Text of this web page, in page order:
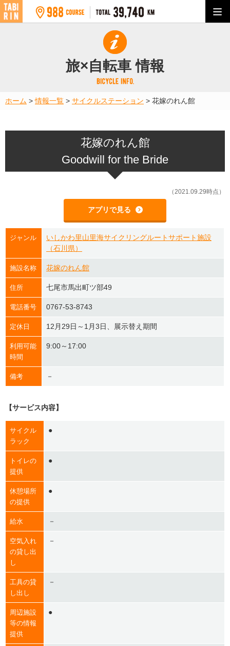
旅×自転車 情報
ホーム >情報一覧 > サイクルステーション > 花嫁のれん館
花嫁のれん館
Goodwill for the Bride
（2021.09.29時点）
アプリで見る
ジャンル
いしかわ里山里海サイクリングルートサポート施設
（石川県）
施設名称 花嫁のれん館
住所 七尾市馬出町ツ部49
電話番号 0767-53-8743
定休日 12月29日～1月3日、展示替え期間
利用可能
時間
9:00～17:00
備考 －
【サービス内容】
サイクル
ラック
●
トイレの
提供
●
休憩場所
の提供
●
給水 －
空気入れ
の貸し出
し
－
工具の貸
し出し
－
周辺施設
等の情報
提供
●